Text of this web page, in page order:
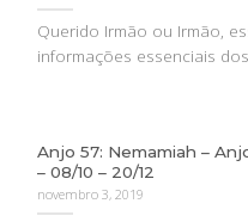
Querido Irmão ou Irmão,
informações essenciais
Anjo 57: Nemamiah –
– 08/10 – 20/12
novembro 3, 2019